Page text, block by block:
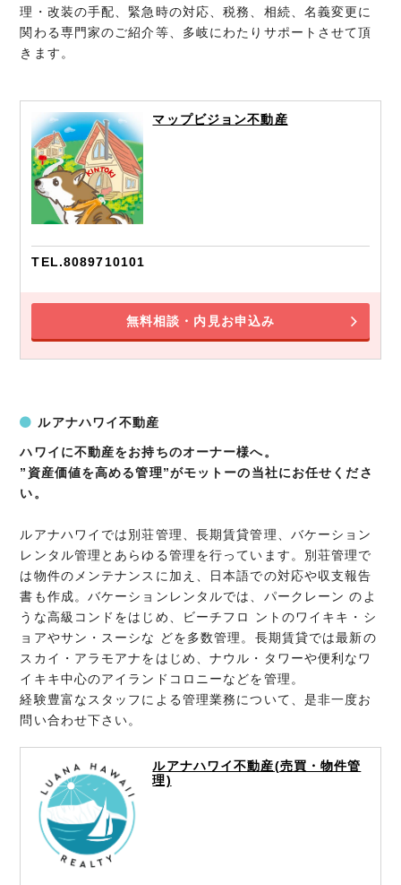
理・改装の手配、緊急時の対応、税務、相続、名義変更に
関わる専門家のご紹介等、多岐にわたりサポートさせて頂
きます。
マップビジョン不動産
TEL.8089710101
無料相談・内見お申込み
ルアナハワイ不動産
ハワイに不動産をお持ちのオーナー様へ。
”資産価値を高める管理”がモットーの当社にお任せくださ
い。
ルアナハワイでは別荘管理、長期賃貸管理、バケーション
レンタル管理とあらゆる管理を行っています。別荘管理で
は物件のメンテナンスに加え、日本語での対応や収支報告
書も作成。バケーションレンタルでは、パークレーン のよ
うな高級コンドをはじめ、ビーチフロ ントのワイキキ・シ
ョアやサン・スーシな どを多数管理。長期賃貸では最新の
スカイ・アラモアナをはじめ、ナウル・タワーや便利なワ
イキキ中心のアイランドコロニーなどを管理。
経験豊富なスタッフによる管理業務について、是非一度お
問い合わせ下さい。
ルアナハワイ不動産(売買・物件管
理)